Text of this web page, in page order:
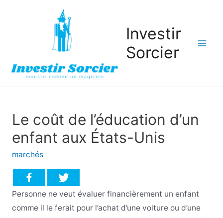
Investir
Sorcier
Le coût de l’éducation d’un
enfant aux États-Unis
marchés
Personne ne veut évaluer financièrement un enfant
comme il le ferait pour l’achat d’une voiture ou d’une